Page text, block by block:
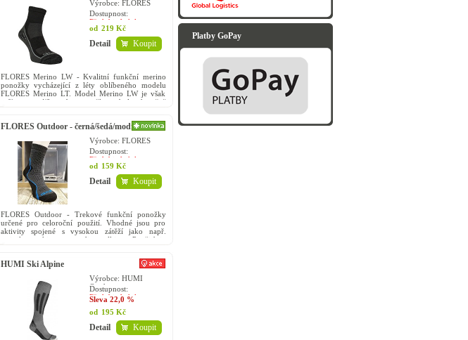
Výrobce: FLORES
Dostupnost:
Předobjednávka
od 219 Kč
Detail Koupit
FLORES Merino LW - Kvalitní funkční merino
ponožky vycházející z léty oblíbeného modelu
FLORES Merino LT. Model Merino LW je však
snížen na výšku, aby ponožka nebyla zbytečně
FLORES Outdoor - černá/šedá/modrá
Výrobce: FLORES
Dostupnost:
Předobjednávka
od 159 Kč
Detail Koupit
FLORES Outdoor - Trekové funkční ponožky
určené pro celoroční použití. Vhodné jsou pro
aktivity spojené s vysokou zátěží jako např.
turistika, treking a nordic walking. Použití je
HUMI Ski Alpine
Výrobce: HUMI
Outdoor
Dostupnost:
Předobjednávka
Sleva 22,0 %
od 195 Kč
Detail Koupit
Platby GoPay